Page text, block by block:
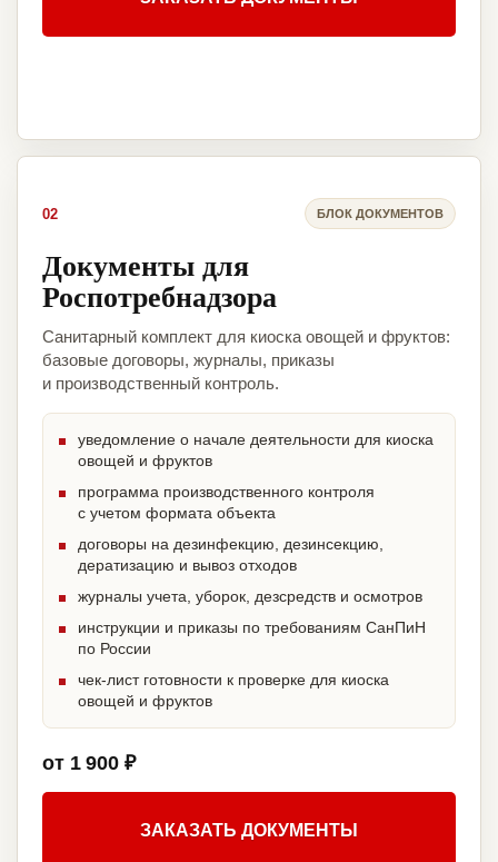
02 БЛОК ДОКУМЕНТОВ
Документы для
Роспотребнадзора
Санитарный комплект для киоска овощей и фруктов:
базовые договоры, журналы, приказы
и производственный контроль.
уведомление о начале деятельности для киоска
овощей и фруктов
программа производственного контроля
с учетом формата объекта
договоры на дезинфекцию, дезинсекцию,
дератизацию и вывоз отходов
журналы учета, уборок, дезсредств и осмотров
инструкции и приказы по требованиям СанПиН
по России
чек-лист готовности к проверке для киоска
овощей и фруктов
от 1 900 ₽
ЗАКАЗАТЬ ДОКУМЕНТЫ